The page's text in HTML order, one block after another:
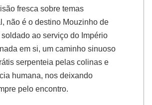
fresca sobre temas
não é o destino Mouzinho de
ao serviço do Império
em si, um caminho sinuoso
serpenteia pelas colinas e
humana, nos deixando
pelo encontro.